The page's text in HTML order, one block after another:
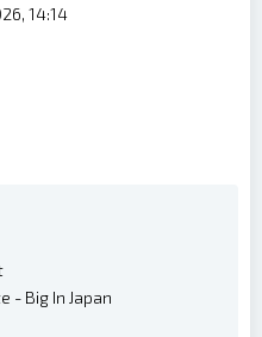
14:14
- Big In Japan